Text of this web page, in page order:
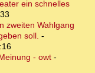
ein schnelles
zweiten Wahlgang
soll. -
- owt-